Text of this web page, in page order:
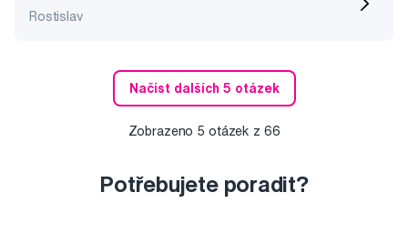
Rostislav
Načíst dalších 5 otázek
Zobrazeno 5 otázek z 66
Potřebujete poradit?